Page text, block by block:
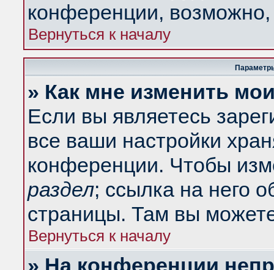
конференции,
Вернуться к началу
» Как мне изменить
Если вы являетесь
все ваши настройки
конференции. Чтобы
раздел; ссылка на него
страницы. Там вы
Вернуться к началу
» На конференции